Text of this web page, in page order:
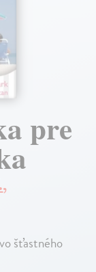
pre
,
šťastného